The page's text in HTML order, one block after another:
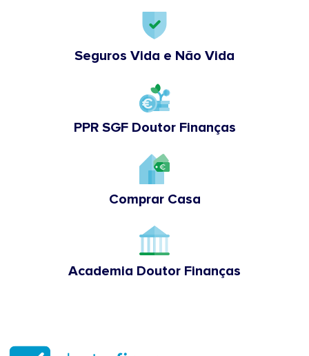
Seguros Vida e Não Vida
PPR SGF Doutor Finanças
Comprar Casa
Academia Doutor Finanças